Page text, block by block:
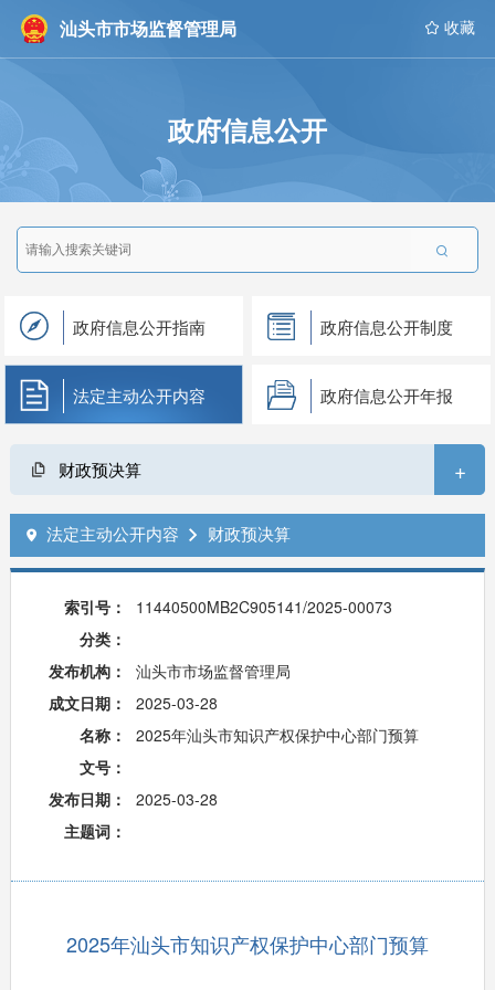
汕头市市场监督管理局  收藏
政府信息公开

政府信息公开指南 政府信息公开制度
法定主动公开内容 政府信息公开年报
财政预决算 +
 法定主动公开内容  财政预决算
索引号：
11440500MB2C905141/2025-00073
分类：
发布机构：
汕头市市场监督管理局
成文日期：
2025-03-28
名称：
2025年汕头市知识产权保护中心部门预算
文号：
发布日期：
2025-03-28
主题词：
2025年汕头市知识产权保护中心部门预算